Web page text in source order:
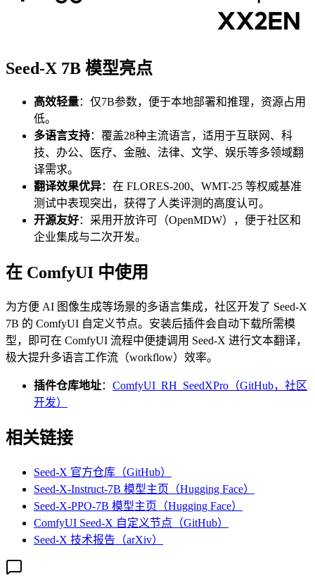
Seed-X 7B 模型亮点
高效轻量：仅7B参数，便于本地部署和推理，资源占用
低。
多语言支持：覆盖28种主流语言，适用于互联网、科
技、办公、医疗、金融、法律、文学、娱乐等多领域翻
译需求。
翻译效果优异：在 FLORES-200、WMT-25 等权威基准
测试中表现突出，获得了人类评测的高度认可。
开源友好：采用开放许可（OpenMDW），便于社区和
企业集成与二次开发。
在 ComfyUI 中使用
为方便 AI 图像生成等场景的多语言集成，社区开发了 Seed-X
7B 的 ComfyUI 自定义节点。安装后插件会自动下载所需模
型，即可在 ComfyUI 流程中便捷调用 Seed-X 进行文本翻译，
极大提升多语言工作流（workflow）效率。
插件仓库地址： ComfyUI_RH_SeedXPro（GitHub，社区
开发）
相关链接
Seed-X 官方仓库（GitHub）
Seed-X-Instruct-7B 模型主页（Hugging Face）
Seed-X-PPO-7B 模型主页（Hugging Face）
ComfyUI Seed-X 自定义节点（GitHub）
Seed-X 技术报告（arXiv）